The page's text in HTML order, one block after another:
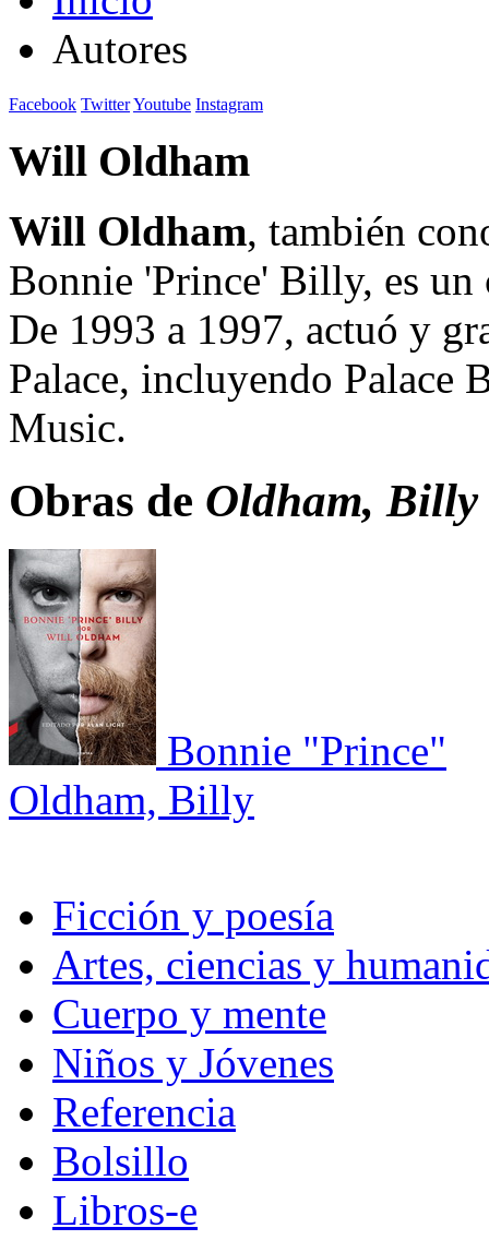
Autores
Facebook TwitterYoutube Instagram
Will Oldham
Will Oldham, también
Bonnie 'Prince' Billy, es un
De 1993 a 1997, actuó y
Palace, incluyendo Palace
Music.
Obras de Oldham, Billy
Bonnie "Prince"
Oldham, Billy
Ficción y poesía
Artes, ciencias y
Cuerpo y mente
Niños y Jóvenes
Referencia
Bolsillo
Libros-e